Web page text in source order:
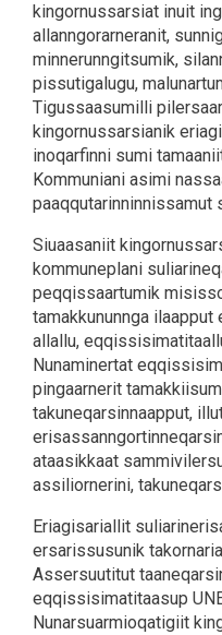
kingornussarsiat inuit
allanngorarneranit,
minnerunngitsumik,
pissutigalugu,
Tigussaasumilli
kingornussarsianik
inoqarfinni sumi
Kommuniani asimi
paaqqutarinninnissamut
Siuaasaniit
kommuneplani
peqqissaartumik
tamakkununnga
allallu,
Nunaminertat
pingaarnerit
takuneqarsinnaapput,
ataasikkaat
assiliornerini,
Eriagisariallit
ersarissusunik
Assersuutitut
eqqissisimatitaasup
Nunarsuarmioqatigiit